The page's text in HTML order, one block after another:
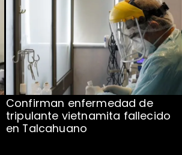
Confirman enfermedad de
tripulante vietnamita fallecido
en Talcahuano